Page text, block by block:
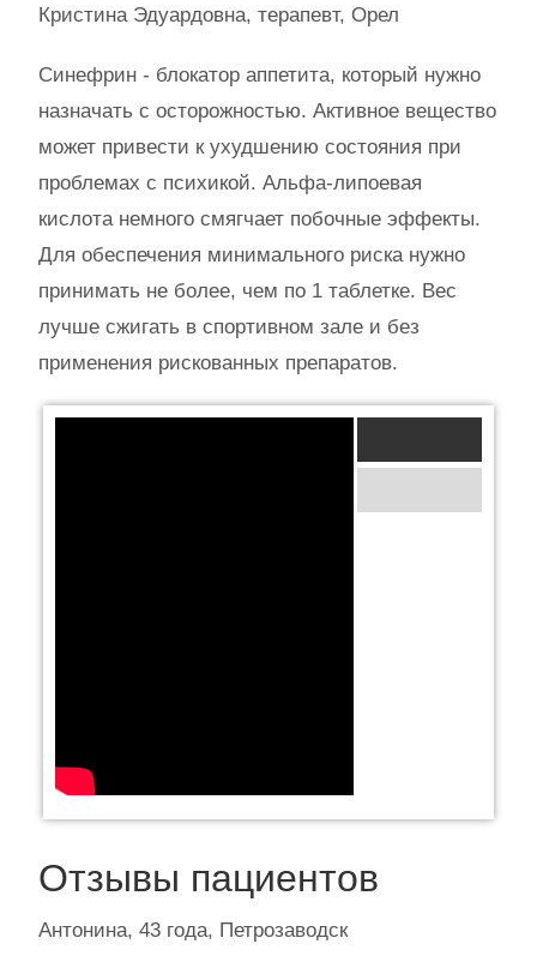
Кристина Эдуардовна, терапевт, Орел
Синефрин - блокатор аппетита, который нужно
назначать с осторожностью. Активное вещество
может привести к ухудшению состояния при
проблемах с психикой. Альфа-липоевая
кислота немного смягчает побочные эффекты.
Для обеспечения минимального риска нужно
принимать не более, чем по 1 таблетке. Вес
лучше сжигать в спортивном зале и без
применения рискованных препаратов.
Отзывы пациентов
Антонина, 43 года, Петрозаводск